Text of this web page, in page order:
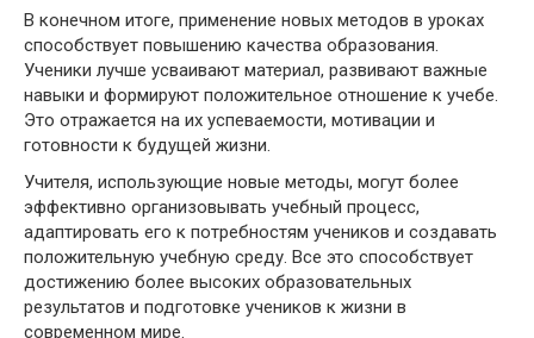
В конечном итоге, применение новых методов в уроках
способствует повышению качества образования.
Ученики лучше усваивают материал, развивают важные
навыки и формируют положительное отношение к учебе.
Это отражается на их успеваемости, мотивации и
готовности к будущей жизни.
Учителя, использующие новые методы, могут более
эффективно организовывать учебный процесс,
адаптировать его к потребностям учеников и создавать
положительную учебную среду. Все это способствует
достижению более высоких образовательных
результатов и подготовке учеников к жизни в
современном мире.